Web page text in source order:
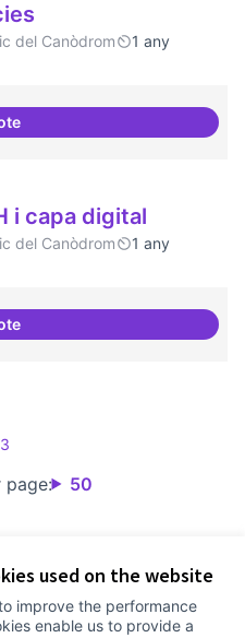
used on the website
improve the performance
enable us to provide a
del Canòdrom
1 any
Mapeig d'experiències
i capa digital
del Canòdrom
1 any
Iniciar línia de DDHH i capa
page: 50
3